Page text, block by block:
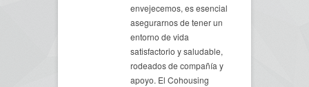
envejecemos, es esencial
asegurarnos de tener un
entorno de vida
satisfactorio y saludable,
rodeados de compañía y
apoyo. El Cohousing